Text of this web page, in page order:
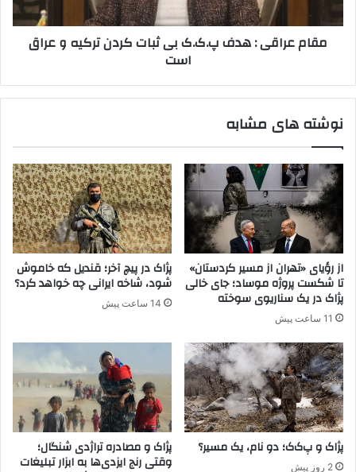
ی
پ
ک
ر
ک
ع
ر
ا
ق
ب
ه
ه
ل
ا
ک
ت
ر
س
ی
د
ق
ی
.
ک
ث
ب
ت
ک
ر
د
ن
ت
ر
ک
ی
ه
و
ع
مقام عراقی : هدف پ.ک.ک بی ثبات کردن ترکیه و عراق
است
نوشته های مشابه
از رؤیای «تهران از مسیر کردستان»
تا شکست پروژه موساد؛ جای خالی
پژاک در یک سناریوی سوخته
11 ساعت پیش
پژاک در پیچ آخر؛ قندیل که خاموش
شود، شاخه ایرانی چه خواهد کرد؟
14 ساعت پیش
پژاک و پ‌ک‌ک؛ دو نام، یک مسیر؟
2 روز پیش
پژاک و مصادره تراژدی شنگال؛
وقتی رنج ایزدی‌ها به ابزار تبلیغات